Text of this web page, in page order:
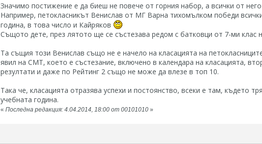
Значимо постижение е да биеш не повече от горния набор, а всички от
Например, петокласникът Венислав от МГ Варна тихомълком победи
година, в това число и Кайряков
Същото дете, през лятото ще се състезава редом с батковци от 7-ми клас
Та същия този Венислав също не е начело на класацията на
явил на СМТ, което е състезание, включено в календара на класацията,
резултати и даже по Рейтинг 2 също не може да влезе в топ 10.
Така че, класацията отразява успехи и постоянство, всеки е там, където
учебната година.
« Последна редакция: 4.04.2014, 18:00 от 00101010»